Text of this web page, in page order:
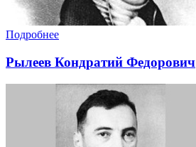
Подробнее
Рылеев Кондратий Федорович